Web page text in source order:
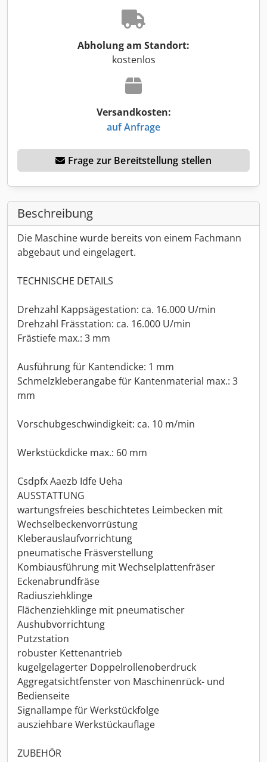
Abholung am Standort:
kostenlos
Versandkosten:
auf Anfrage
Frage zur Bereitstellung stellen
Beschreibung
Die Maschine wurde bereits von einem Fachmann
abgebaut und eingelagert.
TECHNISCHE DETAILS
Drehzahl Kappsägestation: ca. 16.000 U/min
Drehzahl Frässtation: ca. 16.000 U/min
Frästiefe max.: 3 mm
Ausführung für Kantendicke: 1 mm
Schmelzkleberangabe für Kantenmaterial max.: 3
mm
Vorschubgeschwindigkeit: ca. 10 m/min
Werkstückdicke max.: 60 mm
Csdpfx Aaezb Idfe Ueha
AUSSTATTUNG
wartungsfreies beschichtetes Leimbecken mit
Wechselbeckenvorrüstung
Kleberauslaufvorrichtung
pneumatische Fräsverstellung
Kombiausführung mit Wechselplattenfräser
Eckenabrundfräse
Radiusziehklinge
Flächenziehklinge mit pneumatischer
Aushubvorrichtung
Putzstation
robuster Kettenantrieb
kugelgelagerter Doppelrollenoberdruck
Aggregatsichtfenster von Maschinenrück- und
Bedienseite
Signallampe für Werkstückfolge
ausziehbare Werkstückauflage
ZUBEHÖR